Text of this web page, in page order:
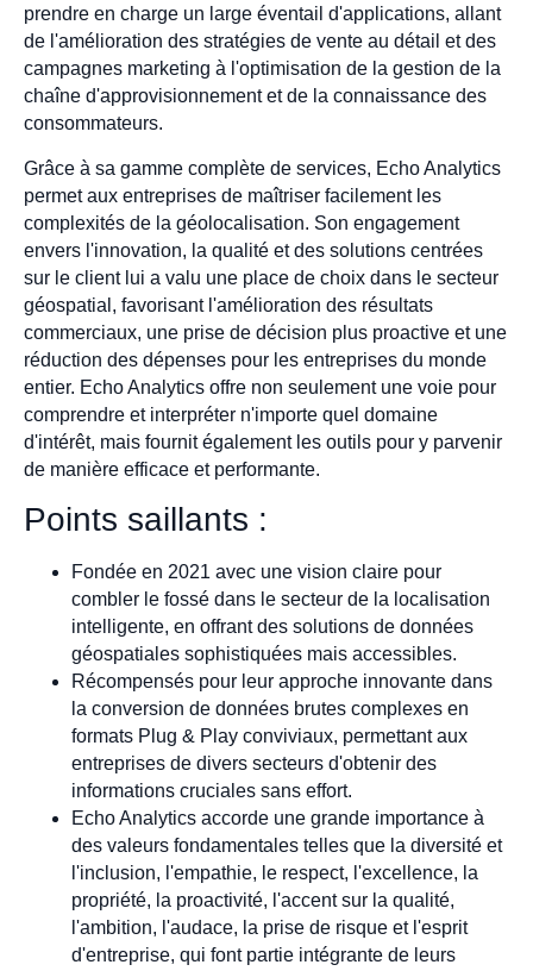
prendre en charge un large éventail d'applications, allant
de l'amélioration des stratégies de vente au détail et des
campagnes marketing à l'optimisation de la gestion de la
chaîne d'approvisionnement et de la connaissance des
consommateurs.
Grâce à sa gamme complète de services, Echo Analytics
permet aux entreprises de maîtriser facilement les
complexités de la géolocalisation. Son engagement
envers l'innovation, la qualité et des solutions centrées
sur le client lui a valu une place de choix dans le secteur
géospatial, favorisant l'amélioration des résultats
commerciaux, une prise de décision plus proactive et une
réduction des dépenses pour les entreprises du monde
entier. Echo Analytics offre non seulement une voie pour
comprendre et interpréter n'importe quel domaine
d'intérêt, mais fournit également les outils pour y parvenir
de manière efficace et performante.
Points saillants :
Fondée en 2021 avec une vision claire pour
combler le fossé dans le secteur de la localisation
intelligente, en offrant des solutions de données
géospatiales sophistiquées mais accessibles.
Récompensés pour leur approche innovante dans
la conversion de données brutes complexes en
formats Plug & Play conviviaux, permettant aux
entreprises de divers secteurs d'obtenir des
informations cruciales sans effort.
Echo Analytics accorde une grande importance à
des valeurs fondamentales telles que la diversité et
l'inclusion, l'empathie, le respect, l'excellence, la
propriété, la proactivité, l'accent sur la qualité,
l'ambition, l'audace, la prise de risque et l'esprit
d'entreprise, qui font partie intégrante de leurs